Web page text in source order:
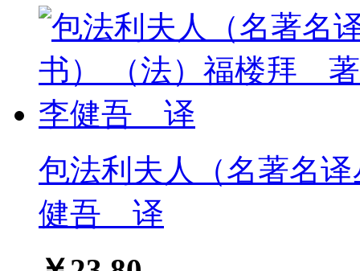
包法利夫人（名著名
健吾 译